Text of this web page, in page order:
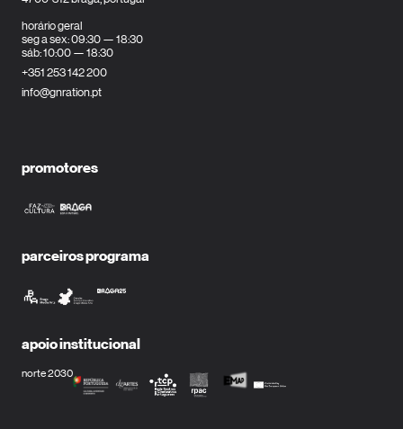
horário geral
seg a sex: 09:30 — 18:30
sáb: 10:00 — 18:30
+351 253 142 200
info@gnration.pt
promotores
parceiros programa
apoio institucional
norte 2030